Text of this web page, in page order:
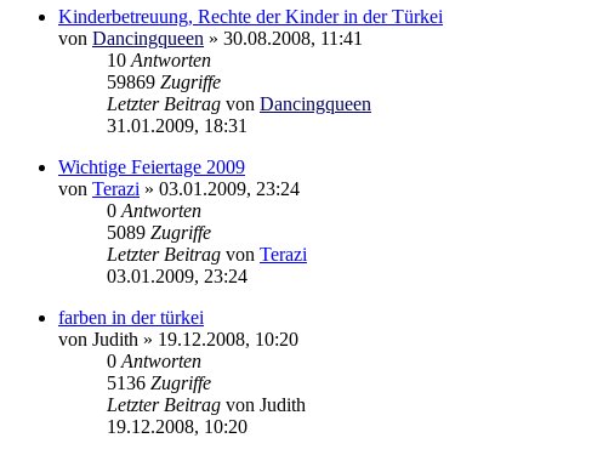
Kinderbetreuung, Rechte der Kinder in der Türkei
von Dancingqueen » 30.08.2008, 11:41
10 Antworten
59869 Zugriffe
Letzter Beitrag von Dancingqueen
31.01.2009, 18:31
Wichtige Feiertage 2009
von Terazi » 03.01.2009, 23:24
0 Antworten
5089 Zugriffe
Letzter Beitrag von Terazi
03.01.2009, 23:24
farben in der türkei
von Judith » 19.12.2008, 10:20
0 Antworten
5136 Zugriffe
Letzter Beitrag von Judith
19.12.2008, 10:20